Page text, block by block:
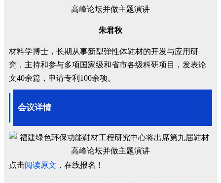
朱君秋
材料学博士，长期从事新型弹性体鞋材的开发与应用研
究，主持和参与多项国家级和省市各级科研项目，发表论
文40余篇，申请专利 100余项。
会议详情
点击阅读原文 ，在线报名！